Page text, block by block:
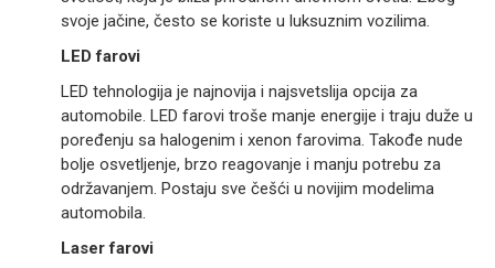
svoje jačine, često se koriste u luksuznim vozilima.
LED farovi
LED tehnologija je najnovija i najsvetslija opcija za
automobile. LED farovi troše manje energije i traju duže u
poređenju sa halogenim i xenon farovima. Takođe nude
bolje osvetljenje, brzo reagovanje i manju potrebu za
održavanjem. Postaju sve češći u novijim modelima
automobila.
Laser farovi